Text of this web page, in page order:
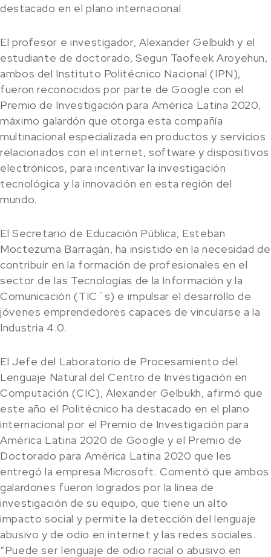
destacado en el plano internacional
El profesor e investigador, Alexander Gelbukh y el
estudiante de doctorado, Segun Taofeek Aroyehun,
ambos del Instituto Politécnico Nacional (IPN),
fueron reconocidos por parte de Google con el
Premio de Investigación para América Latina 2020,
máximo galardón que otorga esta compañía
multinacional especializada en productos y servicios
relacionados con el internet, software y dispositivos
electrónicos, para incentivar la investigación
tecnológica y la innovación en esta región del
mundo.
El Secretario de Educación Pública, Esteban
Moctezuma Barragán, ha insistido en la necesidad de
contribuir en la formación de profesionales en el
sector de las Tecnologías de la Información y la
Comunicación (TIC´s) e impulsar el desarrollo de
jóvenes emprendedores capaces de vincularse a la
Industria 4.0.
El Jefe del Laboratorio de Procesamiento del
Lenguaje Natural del Centro de Investigación en
Computación (CIC), Alexander Gelbukh, afirmó que
este año el Politécnico ha destacado en el plano
internacional por el Premio de Investigación para
América Latina 2020 de Google y el Premio de
Doctorado para América Latina 2020 que les
entregó la empresa Microsoft. Comentó que ambos
galardones fueron logrados por la línea de
investigación de su equipo, que tiene un alto
impacto social y permite la detección del lenguaje
abusivo y de odio en internet y las redes sociales.
“Puede ser lenguaje de odio racial o abusivo en